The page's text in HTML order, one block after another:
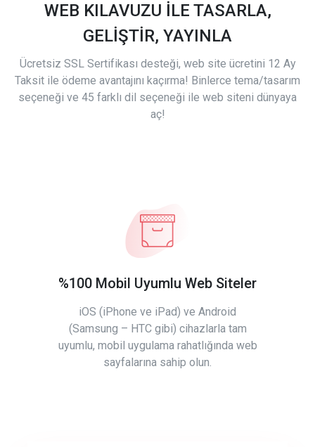
WEB KILAVUZU İLE TASARLA,
GELİŞTİR, YAYINLA
Ücretsiz SSL Sertifikası desteği, web site ücretini 12 Ay
Taksit ile ödeme avantajını kaçırma! Binlerce tema/tasarım
seçeneği ve 45 farklı dil seçeneği ile web siteni dünyaya
aç!
%100 Mobil Uyumlu Web Siteler
iOS (iPhone ve iPad) ve Android
(Samsung – HTC gibi) cihazlarla tam
uyumlu, mobil uygulama rahatlığında web
sayfalarına sahip olun.